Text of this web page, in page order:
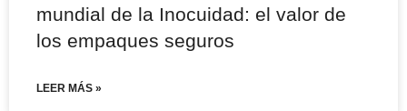
mundial de la Inocuidad: el valor de
los empaques seguros
LEER MÁS »